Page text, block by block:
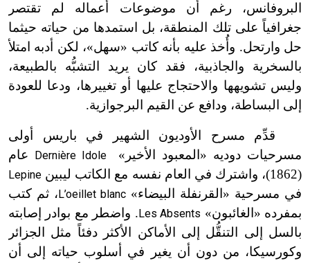
البروفانس، رغم أن موضوعات أعماله لم تقتصر
جغرافياً على تلك المنطقة، بل استمدها من حياته حيثما
حل وارتحل. وأُخذ عليه بأنه كاتب «سهل»، لكن أدبه امتلأ
بالسخرية والجاذبية، فقد كان يريد التشبُّه بالطبيعة،
وليس تشويهها والاحتجاج عليها أو تغييرها، ودعا للعودة
إلى البساطة، ودافع عن القيم البرجوازية.
قدِّم مسرح الأوديون الشهير في باريس أولى
مسرحيات دوديه «المعبود الأخير»
Dernière Idole
عام
(1862)
، واشترك في العام نفسه مع الكاتب ليبين Lepine
في مسرحية «القرنفلة البيضاء» L’oeillet blanc ، ثم كتب
بمفرده «الغائبون» Les Absents . واضطر مع بوادر إصابته
بالسل إلى التنقُّل إلى الأماكن الأكثر دفئاً مثل الجزائر
وكورسيكا، من دون أن يغير في أسلوب حياته إلى أن